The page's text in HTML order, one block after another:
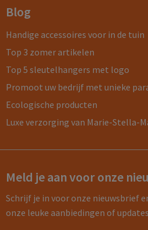
Blog
Handige accessoires voor in de tuin
Top 3 zomer artikelen
Top 5 sleutelhangers met logo
Promoot uw bedrijf met unieke
Ecologische producten
Luxe verzorging van Marie-Stella-
Meld je aan voor onze
Schrijf je in voor onze nieuwsbrief
onze leuke aanbiedingen of